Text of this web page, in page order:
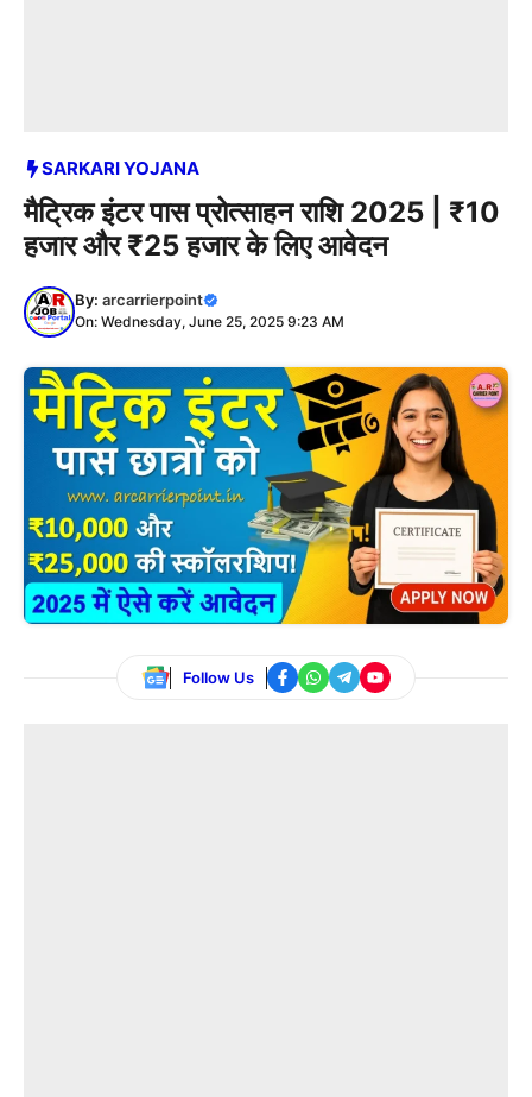
SARKARI YOJANA
मैट्रिक इंटर पास प्रोत्साहन राशि 2025 | ₹10
हजार और ₹25 हजार के लिए आवेदन
By: arcarrierpoint
On: Wednesday, June 25, 2025 9:23 AM
Follow Us